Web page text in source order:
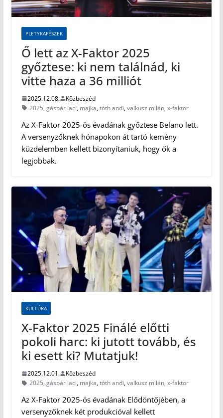
PLETYKAFÉSZEK
Ő lett az X-Faktor 2025
győztese: ki nem találnád, ki
vitte haza a 36 milliót
2025.12.08.
Közbeszéd
2025,gáspár laci, majka,tóth andi,valkusz milán,x-faktor
Az X-Faktor 2025-ös évadának győztese Belano lett.
A versenyzőknek hónapokon át tartó kemény
küzdelemben kellett bizonyítaniuk, hogy ők a
legjobbak.
KULTÚRA
X-Faktor 2025 Finálé előtti
pokoli harc: ki jutott tovább, és
ki esett ki? Mutatjuk!
2025.12.01.
Közbeszéd
2025,gáspár laci, majka,tóth andi,valkusz milán,x-faktor
Az X-Faktor 2025-ös évadának Elődöntőjében, a
versenyzőknek két produkcióval kellett